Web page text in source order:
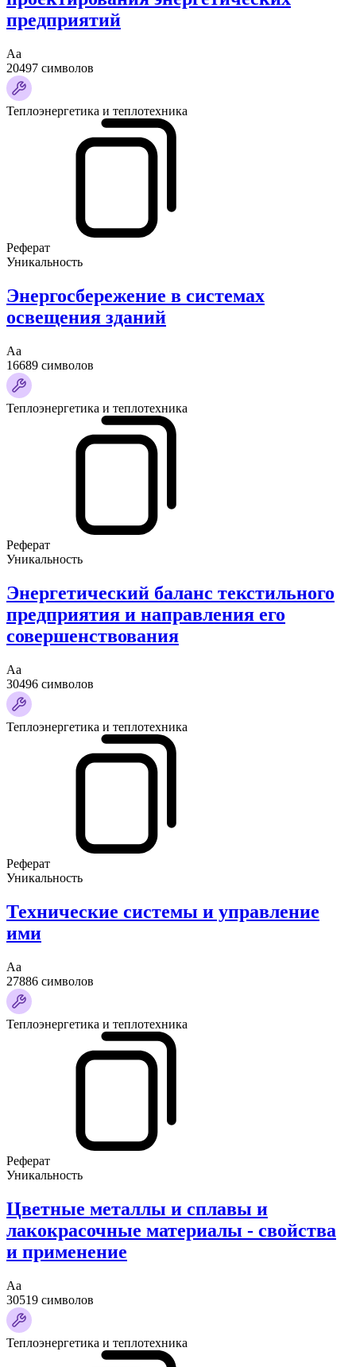
предприятий
Аа
20497 символов
Теплоэнергетика и теплотехника
Реферат
Уникальность
Энергосбережение в системах
освещения зданий
Аа
16689 символов
Теплоэнергетика и теплотехника
Реферат
Уникальность
Энергетический баланс текстильного
предприятия и направления его
совершенствования
Аа
30496 символов
Теплоэнергетика и теплотехника
Реферат
Уникальность
Технические системы и управление
ими
Аа
27886 символов
Теплоэнергетика и теплотехника
Реферат
Уникальность
Цветные металлы и сплавы и
лакокрасочные материалы - свойства
и применение
Аа
30519 символов
Теплоэнергетика и теплотехника